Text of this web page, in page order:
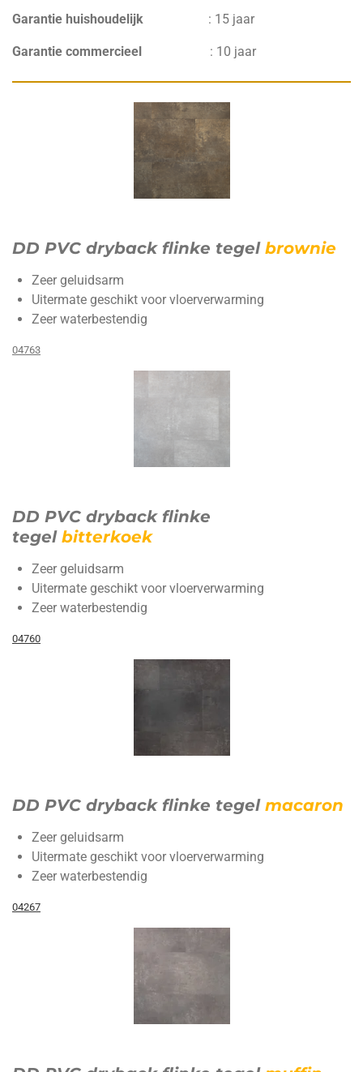
Garantie huishoudelijk : 15 jaar
Garantie commercieel : 10 jaar
DD PVC dryback flinke tegel brownie
Zeer geluidsarm
Uitermate geschikt voor vloerverwarming
Zeer waterbestendig
04763
DD PVC dryback flinke
tegel bitterkoek
Zeer geluidsarm
Uitermate geschikt voor vloerverwarming
Zeer waterbestendig
04760
DD PVC dryback flinke tegel macaron
Zeer geluidsarm
Uitermate geschikt voor vloerverwarming
Zeer waterbestendig
04267